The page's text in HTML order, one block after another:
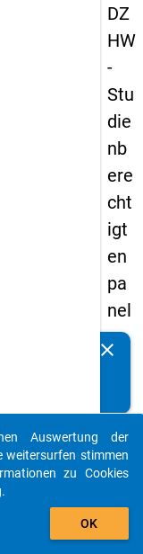
DZ
HW
-
Stu
die
nb
ere
cht
igt
en
pa
nel
s
-
zw
eit
clear
auto_stories
add_shopping_cart
Auswertung der
weitersurfen stimmen
zu Cookies
.
OK